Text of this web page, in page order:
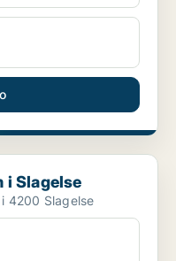
i Slagelse
4200 Slagelse